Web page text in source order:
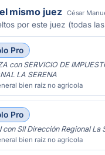
mismo juez César
por este juez (todas
Pro
con SERVICIO DE
LA SERENA
bien raíz no agrícola
Pro
con SII Dirección Regional La
bien raíz no agrícola